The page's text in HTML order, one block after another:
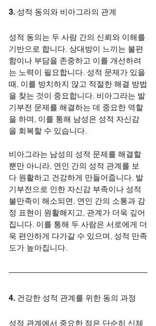
3. 성적 동의와 비아그라의 관계
성적 동의는 두 사람 간의 신뢰와 이해를
기반으로 합니다. 상대방이 느끼는 불편
함이나 부담을 존중하고 이를 개선하려
는 노력이 필요합니다. 성적 문제가 있을
때, 이를 방치하지 않고 적절한 해결 방법
을 찾는 것이 중요합니다. 비아그라는 발
기부전 문제를 해결하는 데 중요한 역할
을 하며, 이를 통해 남성은 성적 자신감
을 회복할 수 있습니다.
비아그라는 남성의 성적 문제를 해결할
뿐만 아니라, 연인 간의 성적 관계를 보
다 원활하고 건강하게 만들어줍니다. 발
기부전으로 인한 자신감 부족이나 성적
불만족이 해소되면, 연인 간의 소통과 감
정 표현이 원활해지고, 관계가 더욱 깊어
집니다. 이를 통해 두 사람은 서로에게 더
욱 편안하게 다가갈 수 있으며, 성적 만족
도가 높아집니다.
4. 건강한 성적 관계를 위한 동의 과정
성적 관계에서 중요한 점은 단순히 신체